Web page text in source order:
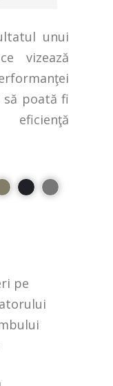
unui
vizează
poată fi
pe